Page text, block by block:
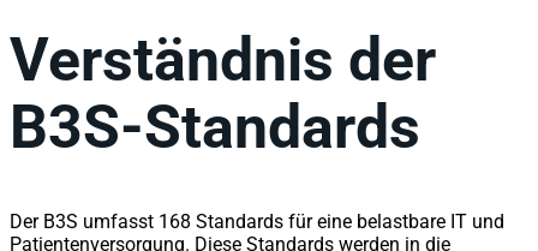
Verständnis der
B3S-Standards
Der B3S umfasst 168 Standards für eine belastbare IT und
Patientenversorgung. Diese Standards werden in die